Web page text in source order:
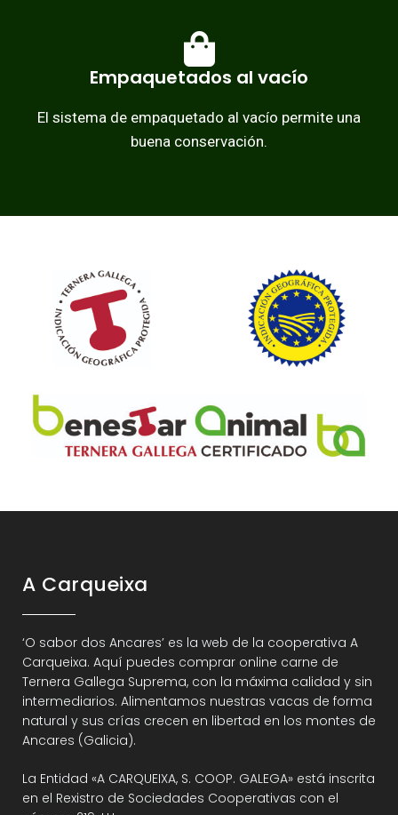
Empaquetados al vacío
El sistema de empaquetado al vacío permite una
buena conservación.
A Carqueixa
‘O sabor dos Ancares’ es la web de la cooperativa A
Carqueixa. Aquí puedes comprar online carne de
Ternera Gallega Suprema, con la máxima calidad y sin
intermediarios. Alimentamos nuestras vacas de forma
natural y sus crías crecen en libertad en los montes de
Ancares (Galicia).
La Entidad «A CARQUEIXA, S. COOP. GALEGA» está inscrita
en el Rexistro de Sociedades Cooperativas con el